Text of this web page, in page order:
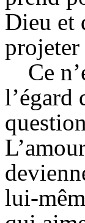
Dieu et
projeter
Ce
l’égard
lui-